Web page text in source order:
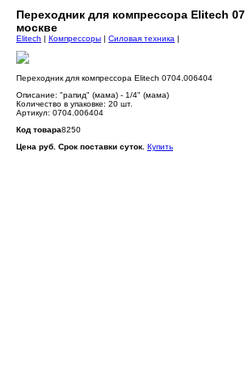
Переходник для компрессора Elitech
москве
Elitech | Компрессоры | Силовая техника |
Переходник для компрессора Elitech 0704.006404
Описание: "рапид" (мама) - 1/4" (мама)
Количество в упаковке: 20 шт.
Артикул: 0704.006404
Код товара8250
Цена руб. Срок поставки суток. Купить